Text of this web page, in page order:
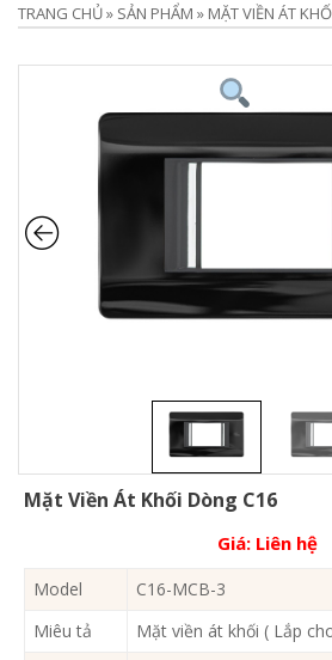
TRANG CHỦ» SẢN PHẨM » MẶT VIỀN ÁT
Mặt Viền Át Khối Dòng C16
Giá: Liên hệ
Model
C16-MCB-3
Miêu tả
Mặt viền át khối ( Lắp